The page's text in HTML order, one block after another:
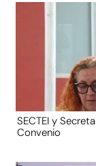
SECTEI y
Convenio